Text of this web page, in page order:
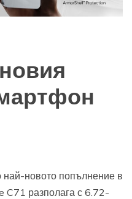
най-новото попълнение в
C71 разполага с 6.72-